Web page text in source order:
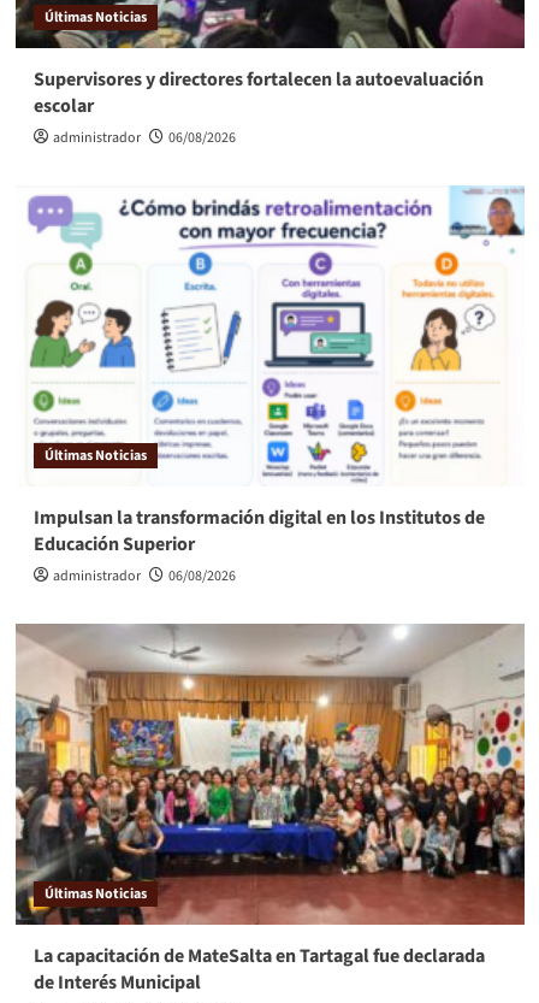
Últimas Noticias
Supervisores y directores fortalecen la autoevaluación
escolar
administrador 06/08/2026
Últimas Noticias
Impulsan la transformación digital en los Institutos de
Educación Superior
administrador 06/08/2026
Últimas Noticias
La capacitación de MateSalta en Tartagal fue declarada
de Interés Municipal